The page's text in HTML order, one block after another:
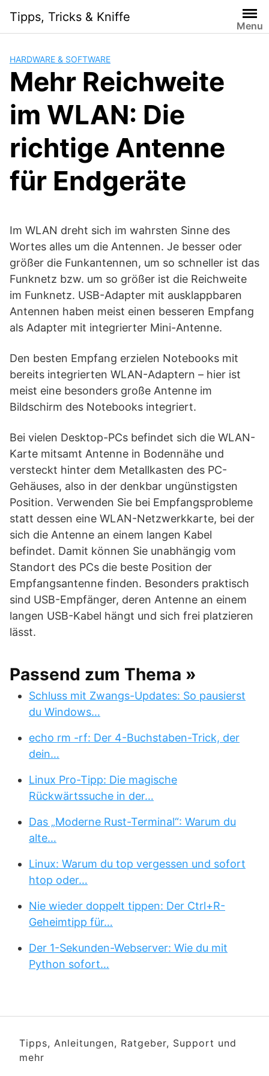
content
Tipps, Tricks & Kniffe
Menu
HARDWARE & SOFTWARE
Mehr Reichweite
im WLAN: Die
richtige Antenne
für Endgeräte
Im WLAN dreht sich im wahrsten Sinne des
Wortes alles um die Antennen. Je besser oder
größer die Funkantennen, um so schneller ist das
Funknetz bzw. um so größer ist die Reichweite
im Funknetz. USB-Adapter mit ausklappbaren
Antennen haben meist einen besseren Empfang
als Adapter mit integrierter Mini-Antenne.
Den besten Empfang erzielen Notebooks mit
bereits integrierten WLAN-Adaptern – hier ist
meist eine besonders große Antenne im
Bildschirm des Notebooks integriert.
Bei vielen Desktop-PCs befindet sich die WLAN-
Karte mitsamt Antenne in Bodennähe und
versteckt hinter dem Metallkasten des PC-
Gehäuses, also in der denkbar ungünstigsten
Position. Verwenden Sie bei Empfangsprobleme
statt dessen eine WLAN-Netzwerkkarte, bei der
sich die Antenne an einem langen Kabel
befindet. Damit können Sie unabhängig vom
Standort des PCs die beste Position der
Empfangsantenne finden. Besonders praktisch
sind USB-Empfänger, deren Antenne an einem
langen USB-Kabel hängt und sich frei platzieren
lässt.
Passend zum Thema »
Schluss mit Zwangs-Updates: So pausierst
du Windows…
echo rm -rf: Der 4-Buchstaben-Trick, der
dein…
Linux Pro-Tipp: Die magische
Rückwärtssuche in der…
Das „Moderne Rust-Terminal“: Warum du
alte…
Linux: Warum du top vergessen und sofort
htop oder…
Nie wieder doppelt tippen: Der Ctrl+R-
Geheimtipp für…
Der 1-Sekunden-Webserver: Wie du mit
Python sofort…
Tipps, Anleitungen, Ratgeber, Support und
mehr